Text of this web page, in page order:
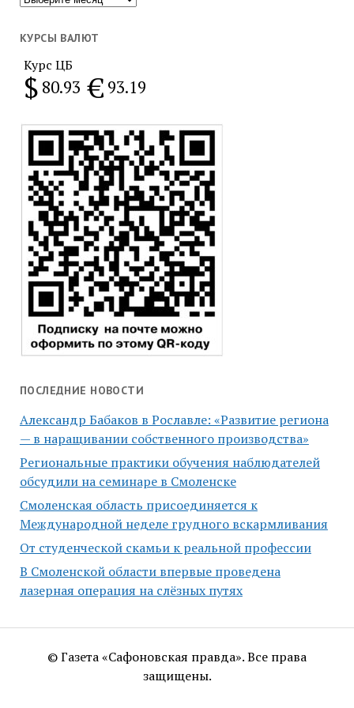
месяц
КУРСЫ ВАЛЮТ
Курс ЦБ
$ 80.93 € 93.19
ПОСЛЕДНИЕ НОВОСТИ
Александр Бабаков в Рославле: «Развитие региона
— в наращивании собственного производства»
Региональные практики обучения наблюдателей
обсудили на семинаре в Смоленске
Смоленская область присоединяется к
Международной неделе грудного вскармливания
От студенческой скамьи к реальной профессии
В Смоленской области впервые проведена
лазерная операция на слёзных путях
© Газета «Сафоновская правда». Все права
защищены.